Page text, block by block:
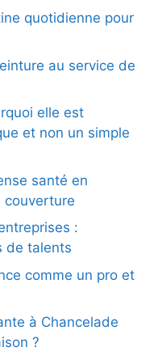
quotidienne pour
au service de
elle est
et non un simple
santé en
couverture
:
de talents
comme un pro et
à Chancelade
?